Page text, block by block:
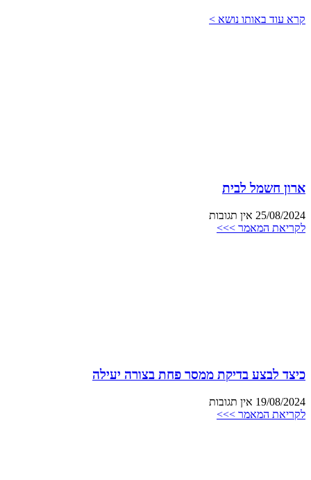
קרא עוד באותו נושא >
ארון חשמל לבית
25/08/2024 אין תגובות
לקריאת המאמר >>>
כיצד לבצע בדיקת ממסר פחת בצורה יעילה
19/08/2024 אין תגובות
לקריאת המאמר >>>